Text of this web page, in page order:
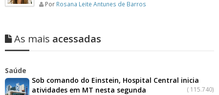
Por Rosana Leite Antunes de Barros
As mais acessadas
Saúde
Sob comando do Einstein, Hospital Central inicia
atividades em MT nesta segunda
( 115.740)